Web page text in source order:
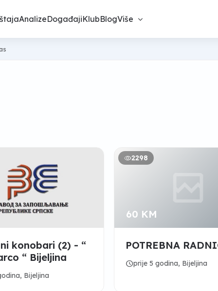
AnalizeDogađajiKlubBlogViše
konobari (2) - “
“ Bijeljina
Bijeljina
2298
60 KM
POTREBNA
scheduleprije 5 godina, Bijeljina